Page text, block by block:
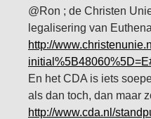
@Ron ; de Christen
legalisering van
http://
En het CDA is iets
als dan toch, dan maar
http://www.cda.nl/